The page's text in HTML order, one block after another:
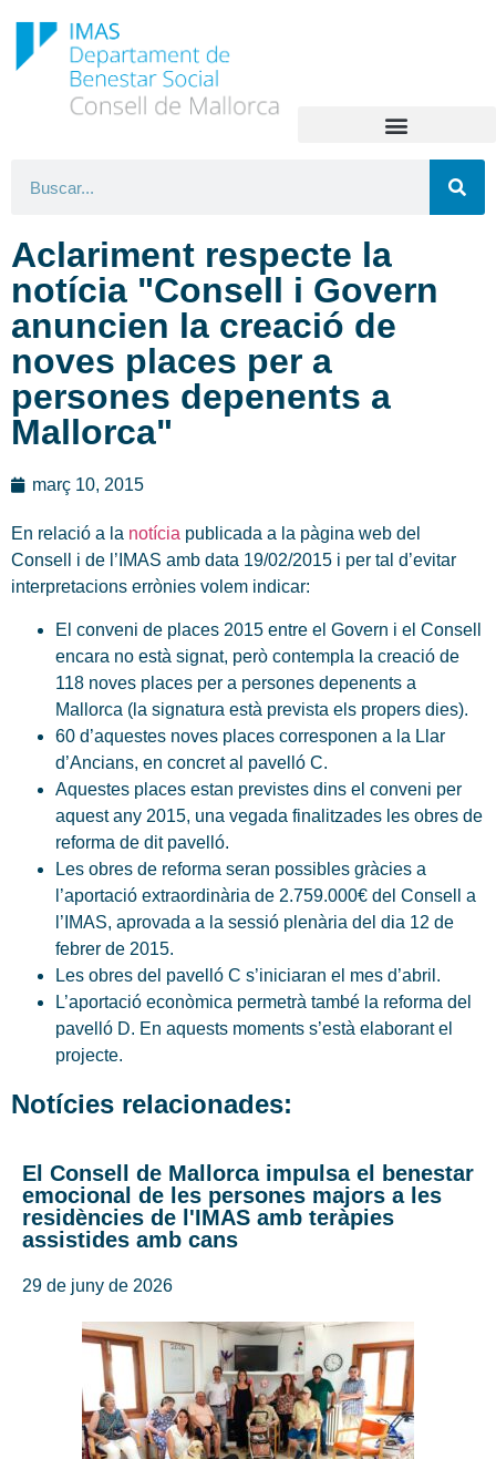
Aclariment respecte la
notícia "Consell i Govern
anuncien la creació de
noves places per a
persones depenents a
Mallorca"
març 10, 2015
En relació a la notícia publicada a la pàgina web del
Consell i de l’IMAS amb data 19/02/2015 i per tal d’evitar
interpretacions errònies volem indicar:
El conveni de places 2015 entre el Govern i el Consell
encara no està signat, però contempla la creació de
118 noves places per a persones depenents a
Mallorca (la signatura està prevista els propers dies).
60 d’aquestes noves places corresponen a la Llar
d’Ancians, en concret al pavelló C.
Aquestes places estan previstes dins el conveni per
aquest any 2015, una vegada finalitzades les obres de
reforma de dit pavelló.
Les obres de reforma seran possibles gràcies a
l’aportació extraordinària de 2.759.000€ del Consell a
l’IMAS, aprovada a la sessió plenària del dia 12 de
febrer de 2015.
Les obres del pavelló C s’iniciaran el mes d’abril.
L’aportació econòmica permetrà també la reforma del
pavelló D. En aquests moments s’està elaborant el
projecte.
Notícies relacionades:
El Consell de Mallorca impulsa el benestar
emocional de les persones majors a les
residències de l'IMAS amb teràpies
assistides amb cans
29 de juny de 2026